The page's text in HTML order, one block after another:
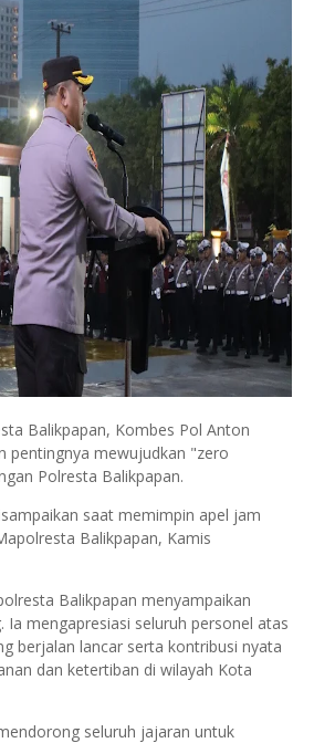
Balikpapan, Kombes Pol Anton
pentingnya mewujudkan "zero
Polresta Balikpapan.
saat memimpin apel jam
Balikpapan, Kamis
Balikpapan menyampaikan
Ia mengapresiasi seluruh personel atas
berjalan lancar serta kontribusi nyata
dan ketertiban di wilayah Kota
seluruh jajaran untuk